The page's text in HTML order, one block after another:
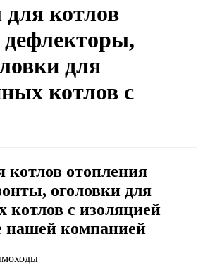
котлов
дефлекторы,
для
котлов с
отопления
оголовки для
котлов с изоляцией
нашей компанией